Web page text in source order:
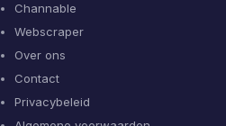
Channable
Webscraper
Over ons
Contact
Privacybeleid